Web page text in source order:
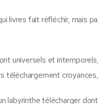
livres fait réfléchir, mais
universels et
téléchargement
labyrinthe télécharger